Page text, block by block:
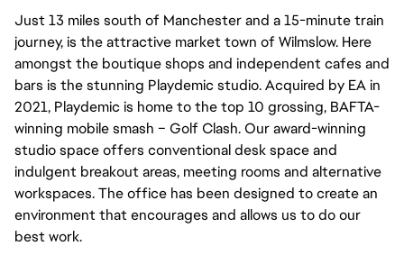
Just 13 miles south of Manchester and a 15-minute train
journey, is the attractive market town of Wilmslow. Here
amongst the boutique shops and independent cafes and
bars is the stunning Playdemic studio. Acquired by EA in
2021, Playdemic is home to the top 10 grossing, BAFTA-
winning mobile smash – Golf Clash. Our award-winning
studio space offers conventional desk space and
indulgent breakout areas, meeting rooms and alternative
workspaces. The office has been designed to create an
environment that encourages and allows us to do our
best work.